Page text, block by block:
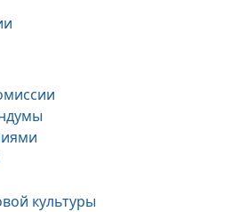
культуры